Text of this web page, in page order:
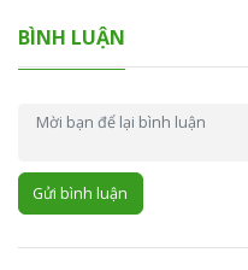
BÌNH LUẬN
Gửi bình luận